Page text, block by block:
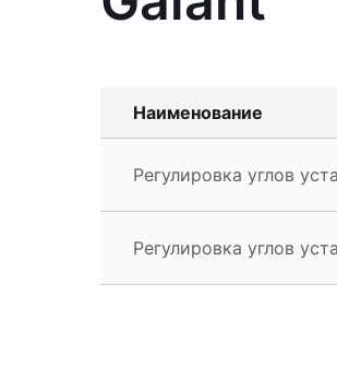
Наименование
Регулировка углов
Регулировка углов